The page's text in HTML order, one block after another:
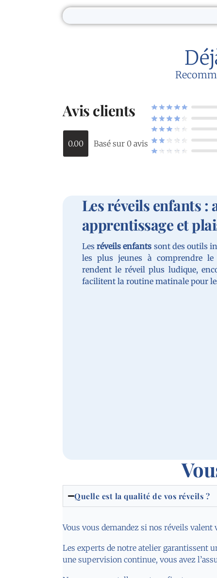
Avis clients
0.00 Basé sur 0 avis
Les réveils enfants :
apprentissage et
Lesréveils enfants sont des outils
les plus jeunes à comprendre
rendent le réveil plus ludique,
facilitent la routine matinale pour
Quelle est la qualité de vos réveils ?
Vous vous demandez si nos réveils
Les experts de notre atelier garantissent
une supervision continue, vous avez